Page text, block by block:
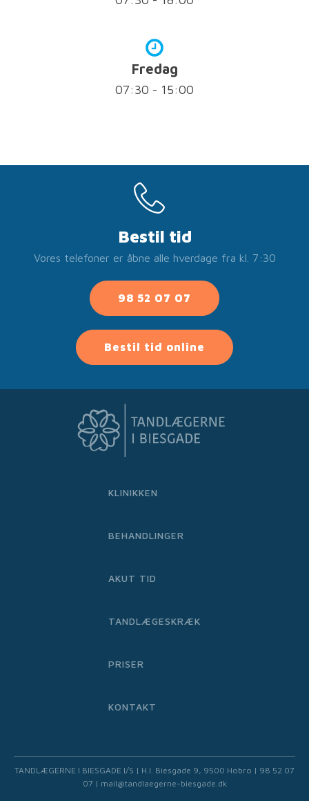
Fredag
07:30 - 15:00
Bestil tid
Vores telefoner er åbne alle hverdage fra kl. 7:30
98 52 07 07
Bestil tid online
KLINIKKEN
BEHANDLINGER
AKUT TID
TANDLÆGESKRÆK
PRISER
KONTAKT
TANDLÆGERNE I BIESGADE I/S | H.I. Biesgade 9, 9500 Hobro | 98 52 07
07 | mail@tandlaegerne-biesgade.dk